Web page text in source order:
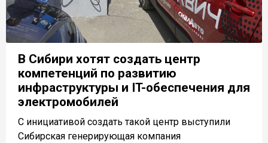
В Сибири хотят создать центр
компетенций по развитию
инфраструктуры и IT-обеспечения для
электромобилей
С инициативой создать такой центр выступили
Сибирская генерирующая компания